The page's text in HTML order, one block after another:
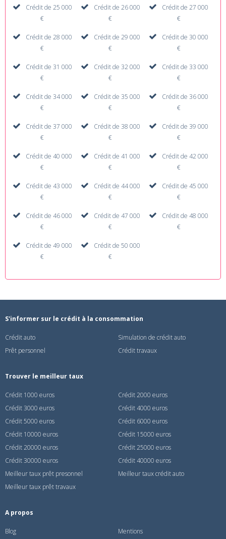
Crédit de 25 000
€
Crédit de 26 000
€
Crédit de 27 000
€
Crédit de 28 000
€
Crédit de 29 000
€
Crédit de 30 000
€
Crédit de 31 000
€
Crédit de 32 000
€
Crédit de 33 000
€
Crédit de 34 000
€
Crédit de 35 000
€
Crédit de 36 000
€
Crédit de 37 000
€
Crédit de 38 000
€
Crédit de 39 000
€
Crédit de 40 000
€
Crédit de 41 000
€
Crédit de 42 000
€
Crédit de 43 000
€
Crédit de 44 000
€
Crédit de 45 000
€
Crédit de 46 000
€
Crédit de 47 000
€
Crédit de 48 000
€
Crédit de 49 000
€
Crédit de 50 000
€
S'informer sur le crédit à la consommation
Crédit auto
Simulation de crédit auto
Prêt personnel
Crédit travaux
Trouver le meilleur taux
Crédit 1000 euros
Crédit 2000 euros
Crédit 3000 euros
Crédit 4000 euros
Crédit 5000 euros
Crédit 6000 euros
Crédit 10000 euros
Crédit 15000 euros
Crédit 20000 euros
Crédit 25000 euros
Crédit 30000 euros
Crédit 40000 euros
Meilleur taux prêt presonnel
Meilleur taux crédit auto
Meilleur taux prêt travaux
A propos
Blog Mentions